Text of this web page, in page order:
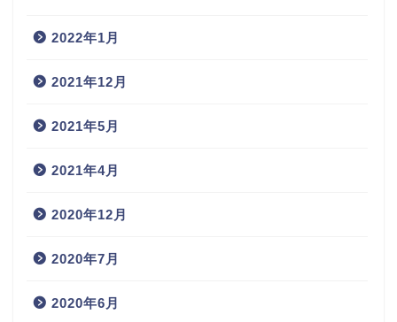
2022年1月
2021年12月
2021年5月
2021年4月
2020年12月
2020年7月
2020年6月